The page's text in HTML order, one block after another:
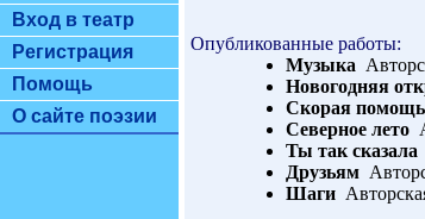
Вход в театр
Регистрация
Помощь
О сайте поэзии
Опубликованные работы:
Музыка
Новогодняя
Скорая помощь
Cеверное лето
Ты так сказала
Друзьям
Шаги